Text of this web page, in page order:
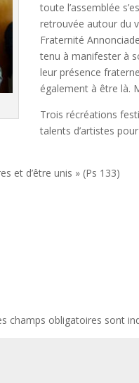
toute l’assemblée
retrouvée autour du
Fraternité
tenu à manifester à
leur présence
également à être là.
Trois récréations
talents d’artistes
et d’être unis » (Ps 133)
champs obligatoires sont